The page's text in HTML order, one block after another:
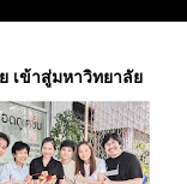
เข้าสู่มหาวิทยาลัย